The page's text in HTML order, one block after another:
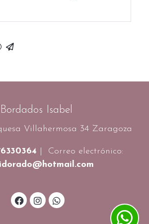
Bordados Isabel
Villahermosa 34 Zaragoza
| Correo electrónico: